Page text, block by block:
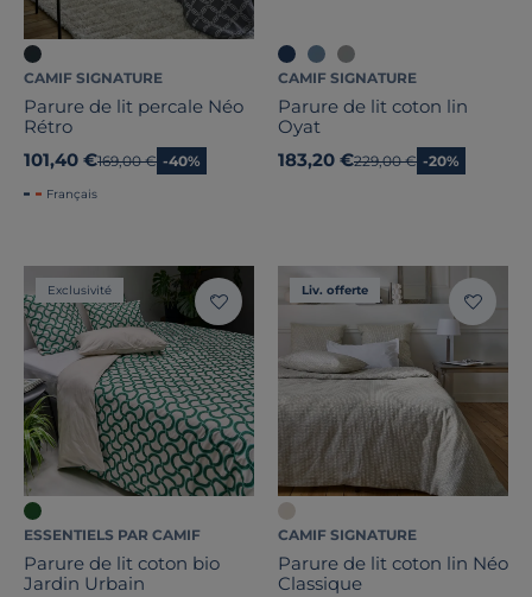
CAMIF SIGNATURE
Parure de lit percale Néo
Rétro
101,40 €Ancien prix
169,00 € -40%
Français
CAMIF SIGNATURE
Parure de lit coton lin
Oyat
183,20 €Ancien prix
229,00 € -20%
Exclusivité
ESSENTIELS PAR CAMIF
Parure de lit coton bio
Jardin Urbain
Liv. offerte
CAMIF SIGNATURE
Parure de lit coton lin Néo
Classique